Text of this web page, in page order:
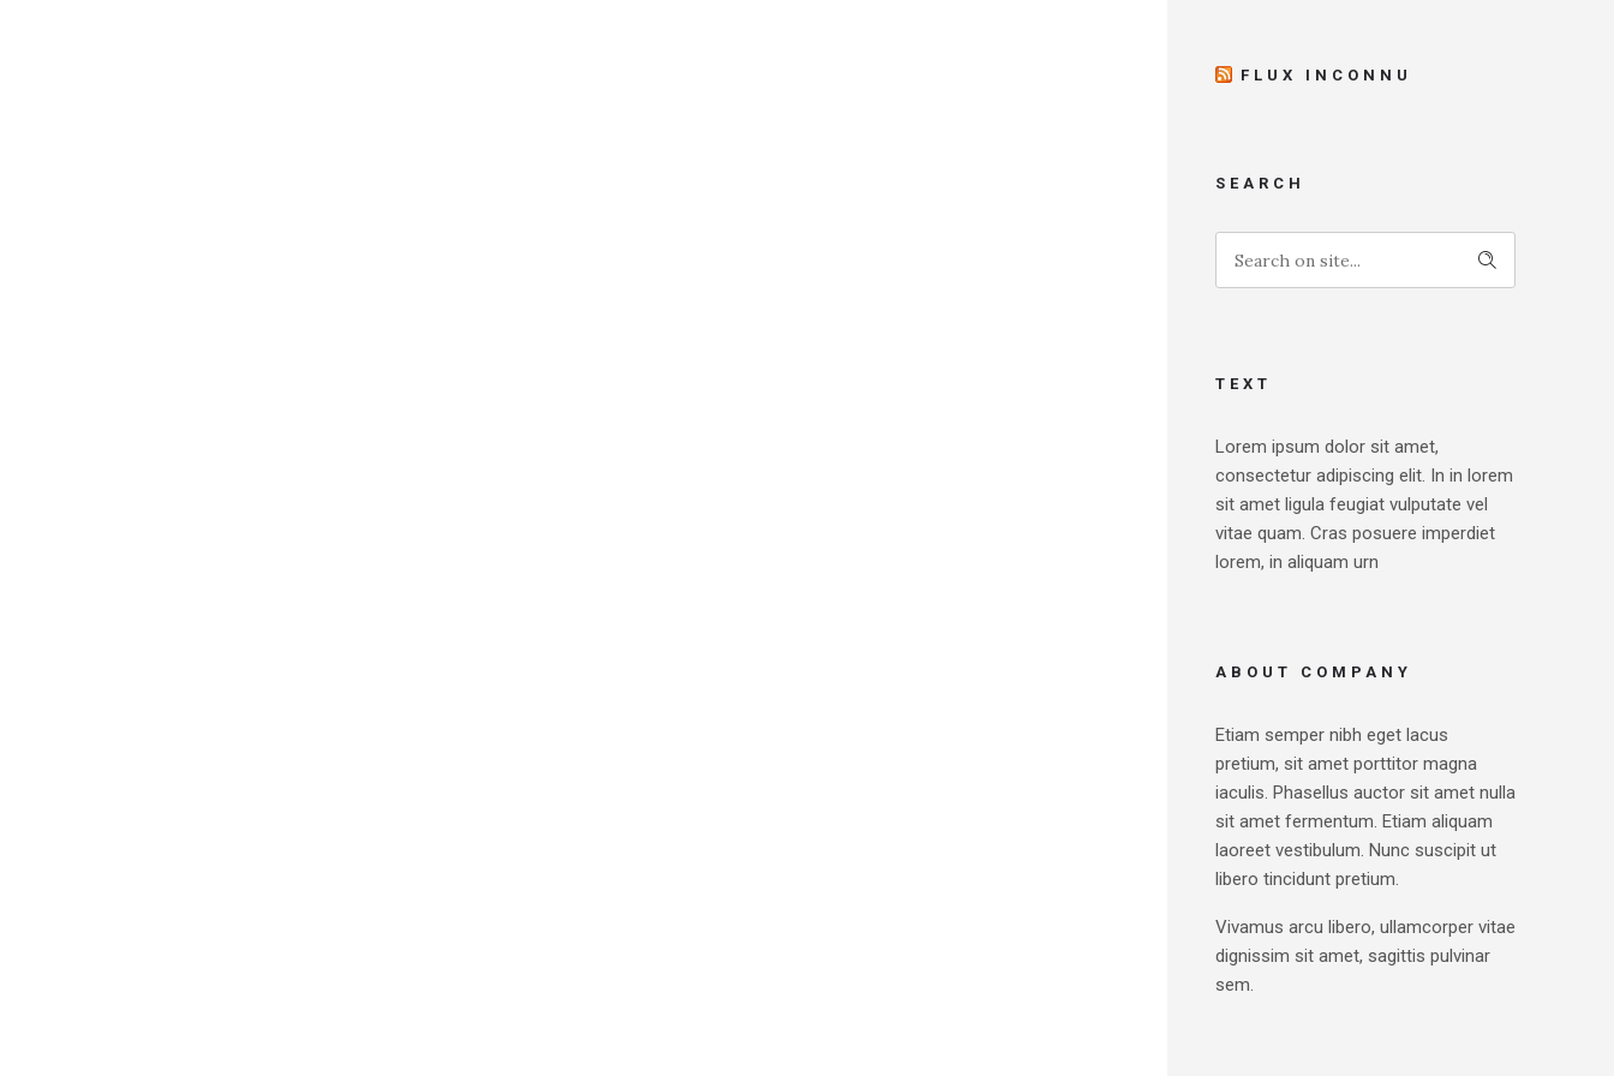
FLUX INCONNU
SEARCH
TEXT
Lorem ipsum dolor sit amet,
consectetur adipiscing elit. In in lorem
sit amet ligula feugiat vulputate vel
vitae quam. Cras posuere imperdiet
lorem, in aliquam urn
ABOUT COMPANY
Etiam semper nibh eget lacus
pretium, sit amet porttitor magna
iaculis. Phasellus auctor sit amet nulla
sit amet fermentum. Etiam aliquam
laoreet vestibulum. Nunc suscipit ut
libero tincidunt pretium.
Vivamus arcu libero, ullamcorper vitae
dignissim sit amet, sagittis pulvinar
sem.